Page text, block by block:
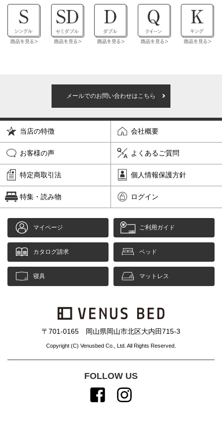
メールでのお問い合わせはこちら
当店の特徴 会社概要
お客様の声 よくあるご質問
特定商取引法 個人情報保護方針
特集・読み物 ログイン
マイページ ご利用ガイド
カタログ請求 ベッド
寝具 マットレス
〒701-0165 岡山県岡山市北区大内田715-3
Copyright (C) Venusbed Co., Ltd. All Rights Reserved.
FOLLOW US